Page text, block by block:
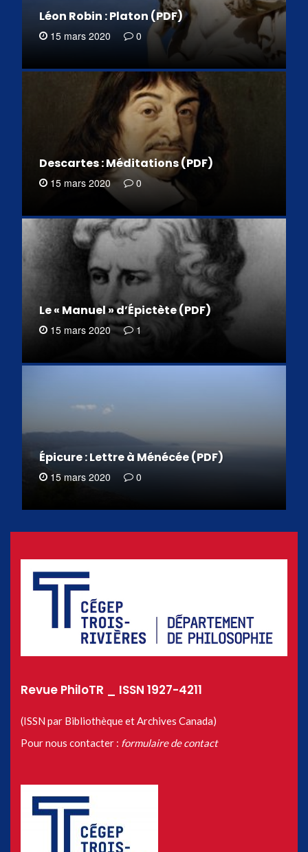
Léon Robin : Platon (PDF)
15 mars 2020 0
Descartes : Méditations (PDF)
15 mars 2020 0
Le « Manuel » d’Épictète (PDF)
15 mars 2020 1
Épicure : Lettre à Ménécée (PDF)
15 mars 2020 0
Revue PhiloTR _ ISSN 1927-4211
(ISSN par Bibliothèque et Archives Canada)
Pour nous contacter : formulaire de contact